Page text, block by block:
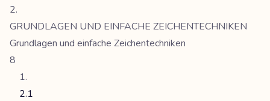
GRUNDLAGEN UND EINFACHE ZEICHENTECHNIKEN
Grundlagen und einfache Zeichentechniken
8
2.1